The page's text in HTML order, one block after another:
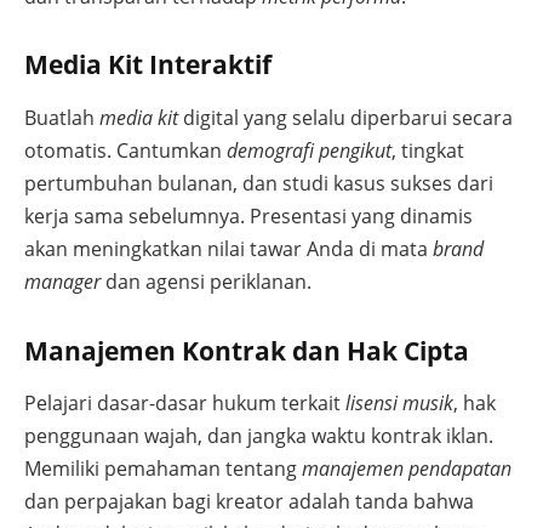
Media Kit Interaktif
Buatlah media kitdigital yang selalu diperbarui secara
otomatis. Cantumkan demografi pengikut, tingkat
pertumbuhan bulanan, dan studi kasus sukses dari
kerja sama sebelumnya. Presentasi yang dinamis
akan meningkatkan nilai tawar Anda di mata brand
managerdan agensi periklanan.
Manajemen Kontrak dan Hak Cipta
Pelajari dasar-dasar hukum terkaitlisensi musik, hak
penggunaan wajah, dan jangka waktu kontrak iklan.
Memiliki pemahaman tentangmanajemen pendapatan
dan perpajakan bagi kreator adalah tanda bahwa